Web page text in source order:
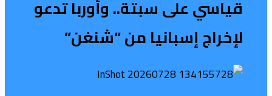
قياسي على سبتة.. وأوربا تدعو
لإخراج إسبانيا من “شنغن”